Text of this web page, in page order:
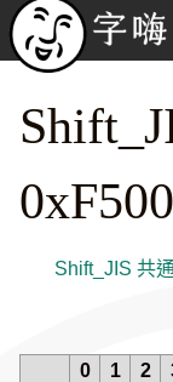
Shift_JIS 共通
0
1 2